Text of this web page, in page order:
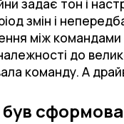
задає тон і
змін і
між
до
команду. А